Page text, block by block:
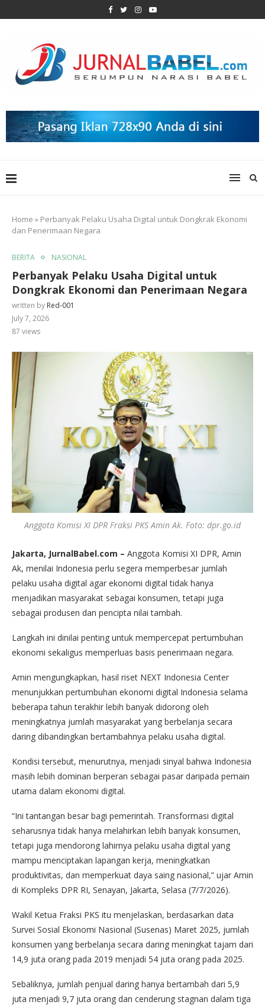
Home » Perbanyak Pelaku Usaha Digital untuk Dongkrak Ekonomi
dan Penerimaan Negara
BERITA NASIONAL
Perbanyak Pelaku Usaha Digital untuk
Dongkrak Ekonomi dan Penerimaan Negara
written by Red-001
July 7, 2026
87 views
Anggota Komisi XI DPR Fraksi PKS Amin Ak. Foto: dpr.go.id
Jakarta, JurnalBabel.com – Anggota Komisi XI DPR, Amin
Ak, menilai Indonesia perlu segera memperbesar jumlah
pelaku usaha digital agar ekonomi digital tidak hanya
menjadikan masyarakat sebagai konsumen, tetapi juga
sebagai produsen dan pencipta nilai tambah.
Langkah ini dinilai penting untuk mempercepat pertumbuhan
ekonomi sekaligus memperluas basis penerimaan negara.
Amin mengungkapkan, hasil riset NEXT Indonesia Center
menunjukkan pertumbuhan ekonomi digital Indonesia selama
beberapa tahun terakhir lebih banyak didorong oleh
meningkatnya jumlah masyarakat yang berbelanja secara
daring dibandingkan bertambahnya pelaku usaha digital.
Kondisi tersebut, menurutnya, menjadi sinyal bahwa Indonesia
masih lebih dominan berperan sebagai pasar daripada pemain
utama dalam ekonomi digital.
“Ini tantangan besar bagi pemerintah. Transformasi digital
seharusnya tidak hanya melahirkan lebih banyak konsumen,
tetapi juga mendorong lahirnya pelaku usaha digital yang
mampu menciptakan lapangan kerja, meningkatkan
produktivitas, dan memperkuat daya saing nasional,” ujar Amin
di Kompleks DPR RI, Senayan, Jakarta, Selasa (7/7/2026).
Wakil Ketua Fraksi PKS itu menjelaskan, berdasarkan data
Survei Sosial Ekonomi Nasional (Susenas) Maret 2025, jumlah
konsumen yang berbelanja secara daring meningkat tajam dari
14,9 juta orang pada 2019 menjadi 54 juta orang pada 2025.
Sebaliknya, jumlah penjual daring hanya bertambah dari 5,9
juta menjadi 9,7 juta orang dan cenderung stagnan dalam tiga